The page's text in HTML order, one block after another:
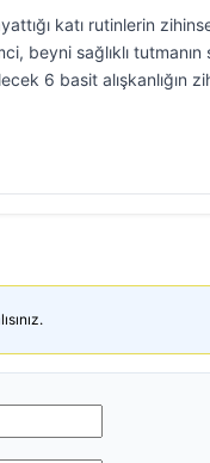
katı rutinlerin
beyni sağlıklı tutmanın
6 basit alışkanlığın